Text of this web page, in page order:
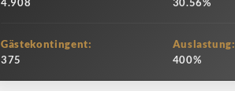
Gästekontingent:
375
Auslastung:
400%